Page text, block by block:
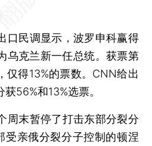
口民调显示，波罗申科赢得
乌克兰新一任总统。获票第
仅得13%的票数。CNN给出
56%和13%选票。
末暂停了打击东部分裂分
受亲俄分裂分子控制的顿涅